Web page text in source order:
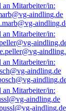
aindling.de